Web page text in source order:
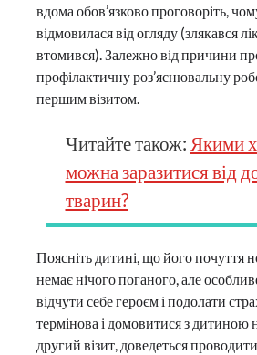
вдома обов’язково проговоріть,
відмовилася від огляду (злякався
втомився). Залежно від причини
профілактичну роз’яснювальну
першим візитом.
Читайте також: Якими
можна заразитися від
тварин?
Поясніть дитині, що його почуття
немає нічого поганого, але
відчути себе героєм і подолати
термінова і домовитися з дитиною
другий візит, доведеться